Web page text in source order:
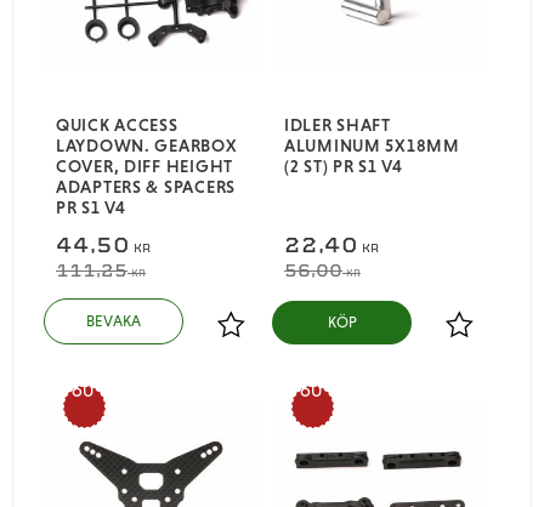
QUICK ACCESS
LAYDOWN. GEARBOX
COVER, DIFF HEIGHT
ADAPTERS & SPACERS
PR S1 V4
44,50 KR
111,25KR
Lägg till i favoriter
IDLER SHAFT
ALUMINUM 5X18MM
(2 ST) PR S1 V4
22,40 KR
56,00KR
Lägg till i
KÖP
60
%
60
%